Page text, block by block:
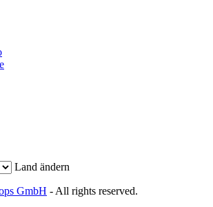
Land ändern
GmbH - All rights reserved.